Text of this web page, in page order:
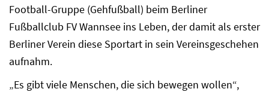
Football-Gruppe (Gehfußball) beim Berliner
Fußballclub FV Wannsee ins Leben, der damit als erster
Berliner Verein diese Sportart in sein Vereinsgeschehen
aufnahm.
„Es gibt viele Menschen, die sich bewegen wollen“,